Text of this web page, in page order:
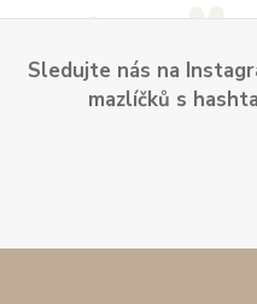
Sledujte nás na
mazlíčků s